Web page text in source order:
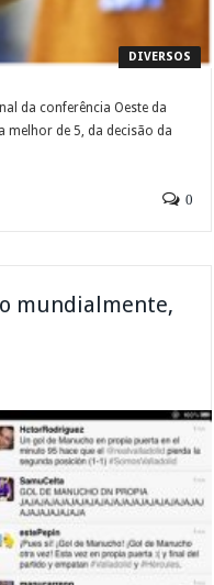
DIVERSOS
da conferência Oeste da
melhor de 5, da decisão da
0
mundialmente,